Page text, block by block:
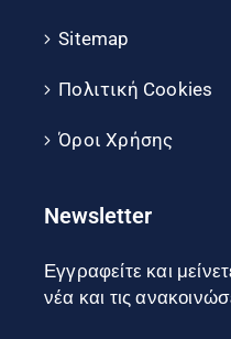
Sitemap
Πολιτική Cookies
Όροι Χρήσης
Newsletter
Εγγραφείτε και
νέα και τις